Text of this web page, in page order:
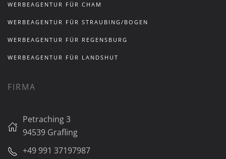
WERBEAGENTUR FÜR CHAM
WERBEAGENTUR FÜR STRAUBING/BOGEN
WERBEAGENTUR FÜR REGENSBURG
WERBEAGENTUR FÜR LANDSHUT
FIRMA
Petraching 3
94539 Grafling
+49 991 37197987